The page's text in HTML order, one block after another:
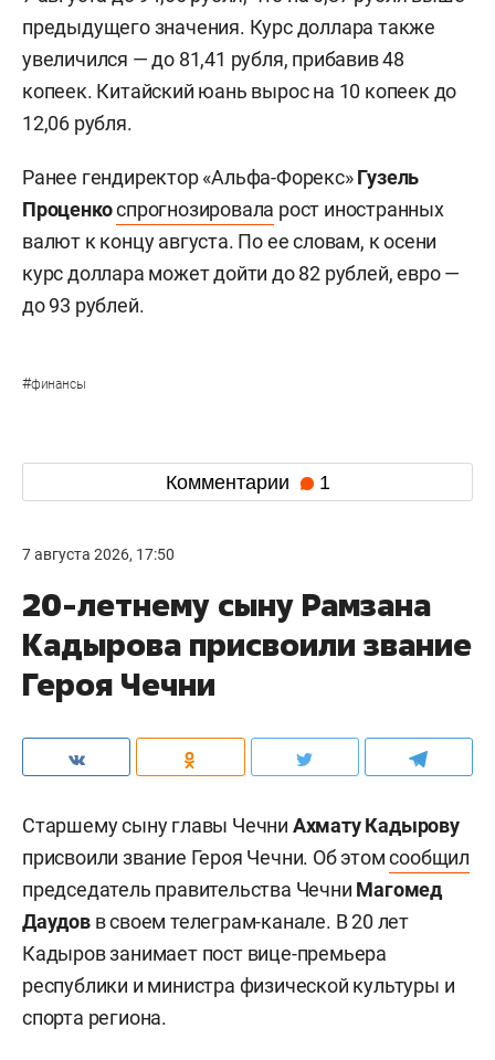
предыдущего значения. Курс доллара также
увеличился — до 81,41 рубля, прибавив 48
копеек. Китайский юань вырос на 10 копеек до
12,06 рубля.
Ранее гендиректор «Альфа-Форекс»Гузель
Проценкоспрогнозировала рост иностранных
валют к концу августа. По ее словам, к осени
курс доллара может дойти до 82 рублей, евро —
до 93 рублей.
#финансы
Комментарии 1
7 августа 2026, 17:50
20-летнему сыну Рамзана
Кадырова присвоили звание
Героя Чечни
Старшему сыну главы Чечни Ахмату Кадырову
присвоили звание Героя Чечни. Об этомсообщил
председатель правительства Чечни Магомед
Даудов в своем телеграм-канале. В 20 лет
Кадыров занимает пост вице-премьера
республики и министра физической культуры и
спорта региона.